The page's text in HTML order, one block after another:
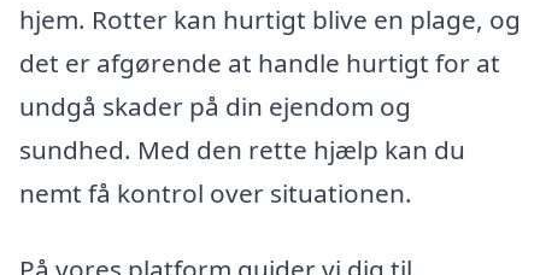
hjem. Rotter kan hurtigt blive en plage, og
det er afgørende at handle hurtigt for at
undgå skader på din ejendom og
sundhed. Med den rette hjælp kan du
nemt få kontrol over situationen.